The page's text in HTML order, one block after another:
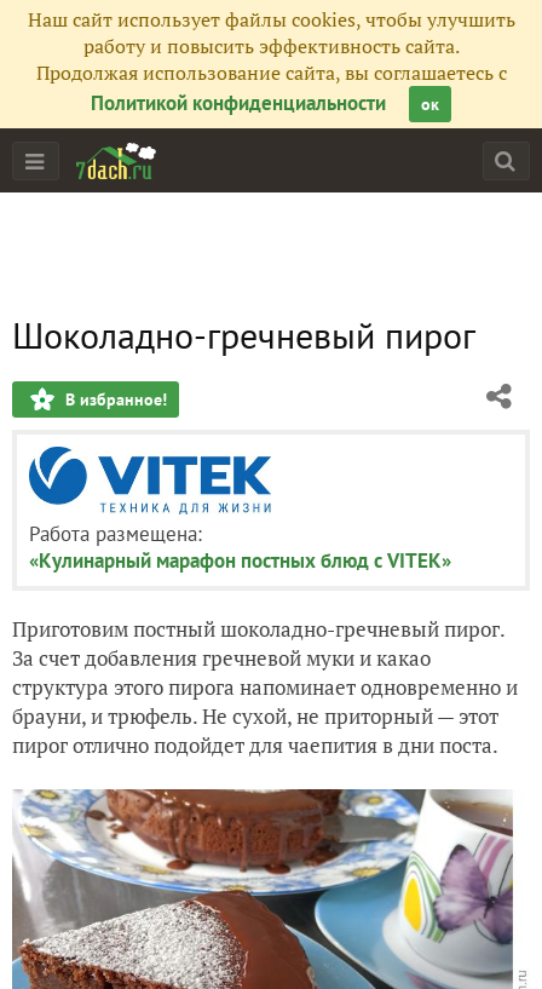
Наш сайт использует файлы cookies, чтобы улучшить
работу и повысить эффективность сайта.
Продолжая использование сайта, вы соглашаетесь с
Политикой конфиденциальности
ок
Шоколадно-гречневый пирог
В избранное!
Работа размещена:
«Кулинарный марафон постных блюд с VITEK»
Приготовим постный шоколадно-гречневый пирог.
За счет добавления гречневой муки и какао
структура этого пирога напоминает одновременно и
брауни, и трюфель. Не сухой, не приторный — этот
пирог отлично подойдет для чаепития в дни поста.